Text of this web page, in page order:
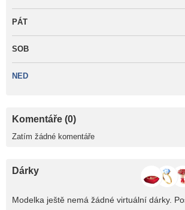
PÁT
SOB
NED
Komentáře (0)
Zatím žádné komentáře
Dárky
Modelka ještě nemá žádné virtuální dárky.